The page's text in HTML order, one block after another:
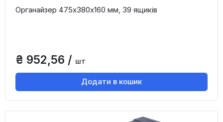
Органайзер 475х380х160 мм, 39 ящиків
₴ 952,56 / шт
Додати в кошик